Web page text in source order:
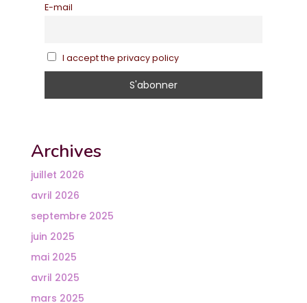
E-mail
I accept the privacy policy
Archives
juillet 2026
avril 2026
septembre 2025
juin 2025
mai 2025
avril 2025
mars 2025